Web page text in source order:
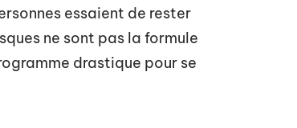
essaient de rester
ne sont pas la formule
drastique pour se